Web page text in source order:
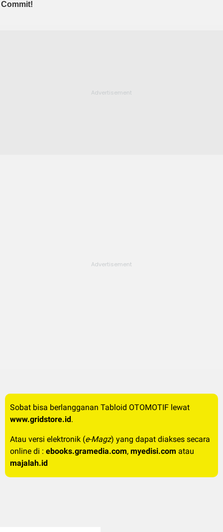
Sobat bisa berlangganan Tabloid OTOMOTIF lewat
www.gridstore.id.
Atau versi elektronik (e-Magz) yang dapat diakses secara
online di : ebooks.gramedia.com, myedisi.com atau
majalah.id